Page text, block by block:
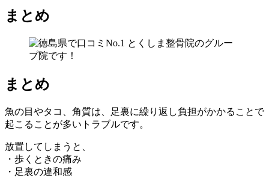
まとめ
まとめ
魚の目やタコ、角質は、足裏に繰り返し負担がかかることで
起こることが多いトラブルです。
放置してしまうと、
・歩くときの痛み
・足裏の違和感